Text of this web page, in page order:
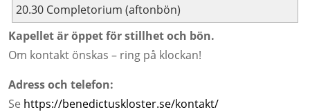
20.30 Completorium (aftonbön)
Kapellet är öppet för stillhet och bön.
Om kontakt önskas – ring på klockan!
Adress och telefon:
Se https://benedictuskloster.se/kontakt/